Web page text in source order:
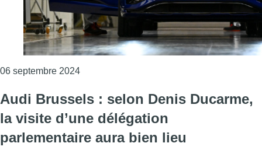
06 septembre 2024Consulter l'article "Des travailleurs d’Audi
Audi Brussels : selon Denis Ducarme,
la visite d’une délégation
parlementaire aura bien lieu